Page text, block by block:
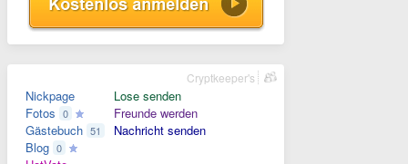
Nickpage
Fotos 0
Gästebuch 51
Blog 0
Lose senden
Freunde werden
Nachricht senden
Cryptkeeper's